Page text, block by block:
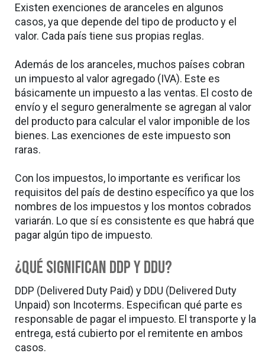
Existen exenciones de aranceles en algunos
casos, ya que depende del tipo de producto y el
valor. Cada país tiene sus propias reglas.
Además de los aranceles, muchos países cobran
un impuesto al valor agregado (IVA). Este es
básicamente un impuesto a las ventas. El costo de
envío y el seguro generalmente se agregan al valor
del producto para calcular el valor imponible de los
bienes. Las exenciones de este impuesto son
raras.
Con los impuestos, lo importante es verificar los
requisitos del país de destino específico ya que los
nombres de los impuestos y los montos cobrados
variarán. Lo que sí es consistente es que habrá que
pagar algún tipo de impuesto.
¿Qué significan DDP y DDU?
DDP (Delivered Duty Paid) y DDU (Delivered Duty
Unpaid) son Incoterms. Especifican qué parte es
responsable de pagar el impuesto. El transporte y la
entrega, está cubierto por el remitente en ambos
casos.